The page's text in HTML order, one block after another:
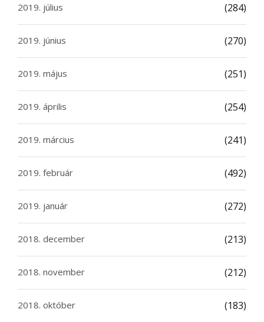
2019. július (284)
2019. június (270)
2019. május (251)
2019. április (254)
2019. március (241)
2019. február (492)
2019. január (272)
2018. december (213)
2018. november (212)
2018. október (183)